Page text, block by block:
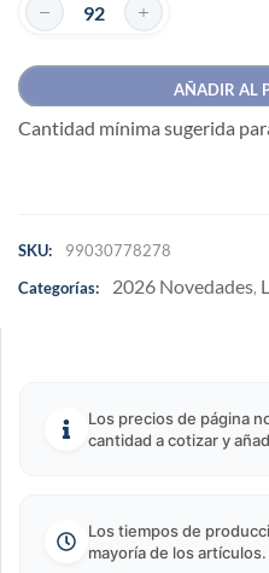
AÑADIR AL
Cantidad mínima sugerida
SKU:
99030778278
Categorías:
2026 Novedades,
Los precios de página
cantidad a cotizar y
Los tiempos de
mayoría de los